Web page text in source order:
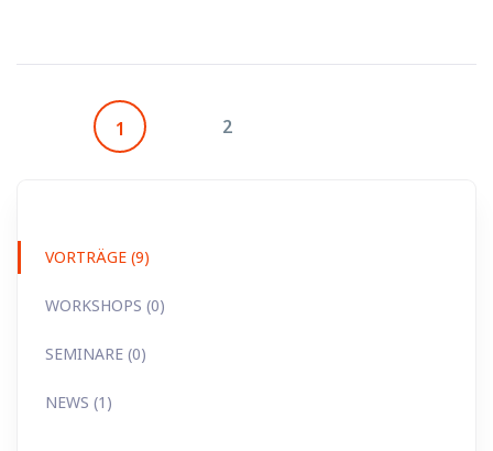
1 2
VORTRÄGE (9)
WORKSHOPS (0)
SEMINARE (0)
NEWS (1)